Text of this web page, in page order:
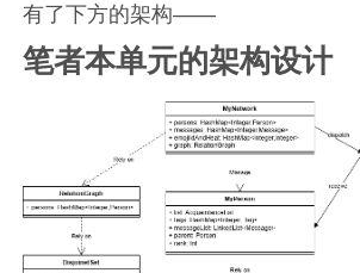
有了下方的架构——
笔者本单元的架构设计